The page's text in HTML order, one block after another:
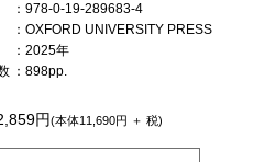
：978-0-19-289683-4
：OXFORD UNIVERSITY PRESS
：2025年
：898pp.
円(本体11,690円 ＋ 税)